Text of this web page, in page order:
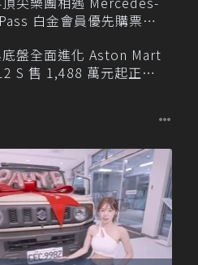
白金會員優先購票維
盤全面進化 Aston Mart
S 售 1,488 萬元起正式